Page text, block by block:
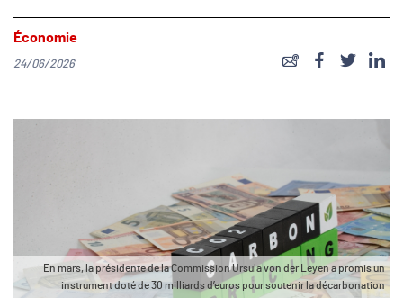
Économie
24/06/2026
En mars, la présidente de la Commission Ursula von der Leyen a promis un
instrument doté de 30 milliards d’euros pour soutenir la décarbonation